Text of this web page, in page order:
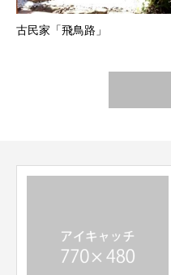
古民家「飛鳥路」